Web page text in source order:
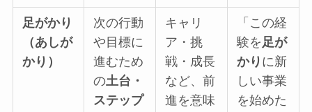
足がかり
（あしが
かり）
次の行動
や目標に
進むため
の土台・
ステップ
キャリ
ア・挑
戦・成長
など、前
進を意味
「この経
験を足が
かり に新
しい事業
を始めた